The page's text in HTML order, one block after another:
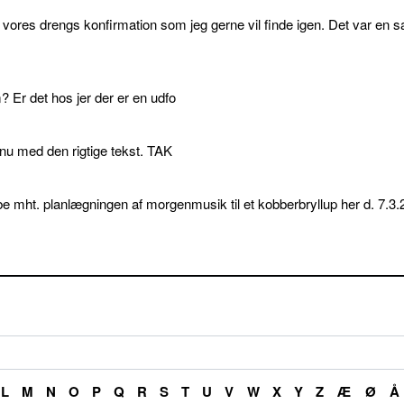
drengs konfirmation som jeg gerne vil finde igen. Det var en
Er det hos jer der er en udfo
med den rigtige tekst. TAK
mht. planlægningen af morgenmusik til et kobberbryllup her d.
L M N O P Q R S T U V W X Y Z Æ Ø Å